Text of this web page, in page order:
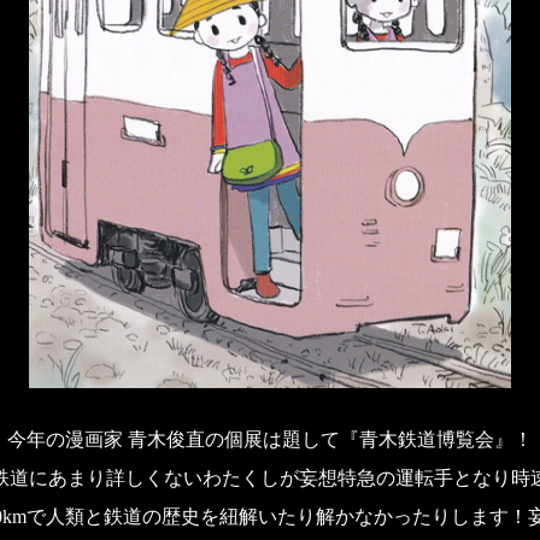
今年の漫画家 青木俊直の個展は題して『青木鉄道博覧会』！
道にあまり詳しくないわたくしが妄想特急の運転手となり時
で人類と鉄道の歴史を紐解いたり解かなかったりします！